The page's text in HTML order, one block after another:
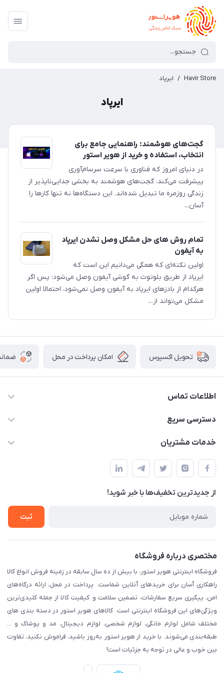
Havir Store
/ ایرپاد
ایرپاد
گجت‌های هوشمند: راهنمایی جامع برای
انتخاب، استفاده و خرید از هویر استور
در دنیای امروز که فناوری با سرعت سرسام‌آوری
پیشرفت می‌کند، گجت‌های هوشمند به بخشی جدایی‌ناپذیر از
زندگی روزمره ما تبدیل شده‌اند. این دستگاه‌ها نه تنها کارها را
آسان‌...
تمام روش های حل مشکل وصل نشدن ایرپاد
به آیفون
اولین نکته‌ای که همگی می‌دانیم این است که
ایرپاد از طریق بلوتوث به گوشی آیفون وصل می‌شود؛ پس اگر
هرکدام از بادزهای ایرپاد به آیفون وصل نمی‌شود، احتمالا اولین
مشکل می‌تواند از...
تحویل اکسپرس امکان پرداخت در محل
اطلاعات تماس
05191001370
دسترسی سریع
حساب کاربری
لیست محصولات
درباره ما
خدمات مشتریان
پیگیری سفارش
قوانین و مقرارت
حریم خصوصی
راهنما
از جدید‌ترین تخفیف‌ها با‌ خبر شوید!
ثبت
مختصری درباره فروشگاه
فروشگاه اینترنتی هویر استور، با بیش از ده سال سابقه در زمینه فروش انواع کالا
راهکاری آسان برای خریدهای آنلاین شماست. پرداخت در محل، ارائه درگاه‌های
امن، پیگیری سریع سفارشات، تضمین سلامت و کیفیت کالا از جمله کلیدی‌ترین
ویژگی‌های این فروشگاه اینترنتی است. کالاهای هویر استور در دسته بندی های
مختلف شامل لوازم خانگی، لوازم شخصی، لوازم دیجیتال، مد و پوشاک و ...
طبقه‌بندی می‌شوند. با خرید از هویر استور به‌روز باشید، فراموش نکنید، تفاوت
بین خوب و عالی در توجه به جزئیات است!